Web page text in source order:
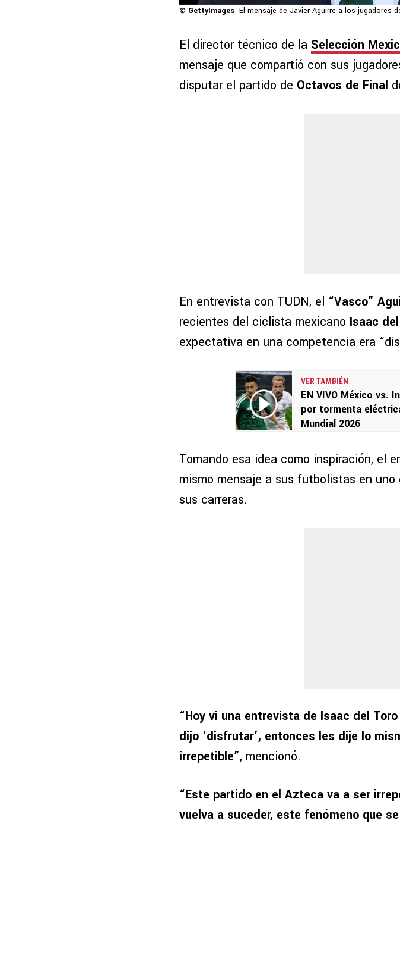
© GettyImages El mensaje de Javier Aguirre a los jugadores
El director técnico de la Selección
mensaje que compartió con sus
disputar el partido de Octavos de Final
En entrevista con TUDN, el “Vasco”
recientes del ciclista mexicano Isaac
expectativa en una competencia era
VER TAMBIÉN
EN VIVO México vs.
por tormenta
Mundial 2026
Tomando esa idea como inspiración, el
mismo mensaje a sus futbolistas en
sus carreras.
“Hoy vi una entrevista de Isaac del
dijo ‘disfrutar’, entonces les dije lo
irrepetible”, mencionó.
“Este partido en el Azteca va a ser
vuelva a suceder, este fenómeno que